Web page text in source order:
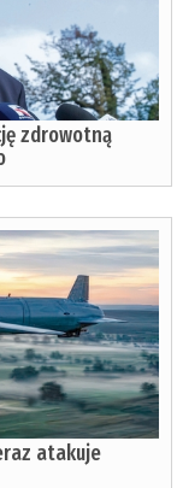
zdrowotną
atakuje